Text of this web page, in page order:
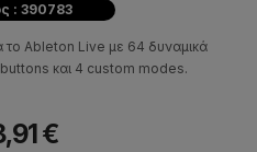
: 390783
το Ableton Live με 64 δυναμικά
και 4 custom modes.
€